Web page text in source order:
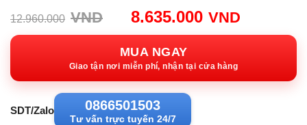
12.960.000 VND
Giá
gốc:
12.960.000VND.
8.635.000 VND
hiện
MUA NGAY
Giao tận nơi miễn phí, nhận tại cửa hàng
SDT/Zalo 0866501503
Tư vấn trực tuyến 24/7